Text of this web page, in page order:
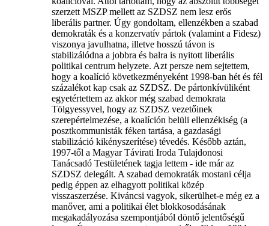
szerzett MSZP mellett az SZDSZ nem lesz erős
liberális partner. Úgy gondoltam, ellenzékben a szabad
demokraták és a konzervatív pártok (valamint a Fidesz)
viszonya javulhatna, illetve hosszú távon is
stabilizálódna a jobbra és balra is nyitott liberális
politikai centrum helyzete. Azt persze nem sejtettem,
hogy a koalíció következményeként 1998-ban hét és fél
százalékot kap csak az SZDSZ. De pártonkívüliként
egyetértettem az akkor még szabad demokrata
Tölgyessyvel, hogy az SZDSZ vezetőinek
szerepértelmezése, a koalíción belüli ellenzékiség (a
posztkommunisták féken tartása, a gazdasági
stabilizáció kikényszerítése) tévedés. Később aztán,
1997-től a Magyar Távirati Iroda Tulajdonosi
Tanácsadó Testületének tagja lettem - ide már az
SZDSZ delegált. A szabad demokraták mostani célja
pedig éppen az elhagyott politikai közép
visszaszerzése. Kiváncsi vagyok, sikerülhet-e még ez a
manőver, ami a politikai élet blokkosodásának
megakadályozása szempontjából döntő jelentőségű